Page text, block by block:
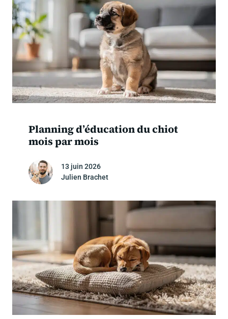
Planning d’éducation du chiot
mois par mois
13 juin 2026
Julien Brachet